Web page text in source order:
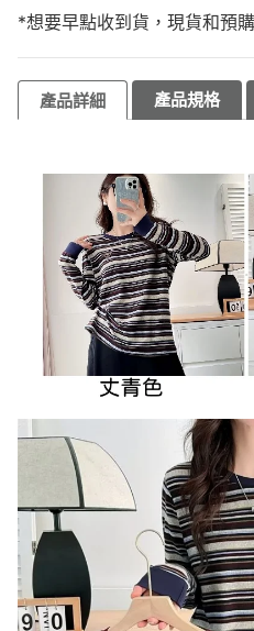
*想要早點收到貨，現貨和預
產品詳細 產品規格